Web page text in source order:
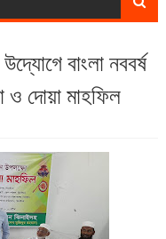
বাংলা নববর্ষ
দোয়া মাহফিল